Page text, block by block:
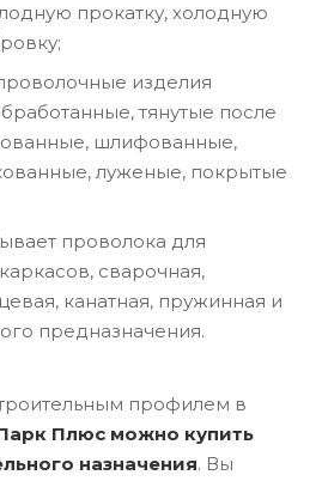
прокатку, холодную
изделия
тянутые после
шлифованные,
луженые, покрытые
проволока для
сварочная,
канатная, пружинная и
предназначения.
профилем в
Плюс можно купить
назначения. Вы